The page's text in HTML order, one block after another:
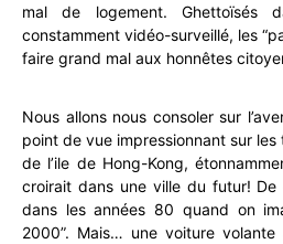
mal de logement. Ghettoïsés
constamment vidéo-surveillé, les
faire grand mal aux honnêtes
Nous allons nous consoler sur
point de vue impressionnant sur les
de l’ile de Hong-Kong,
croirait dans une ville du futur! De
dans les années 80 quand on
2000”. Mais… une voiture volante